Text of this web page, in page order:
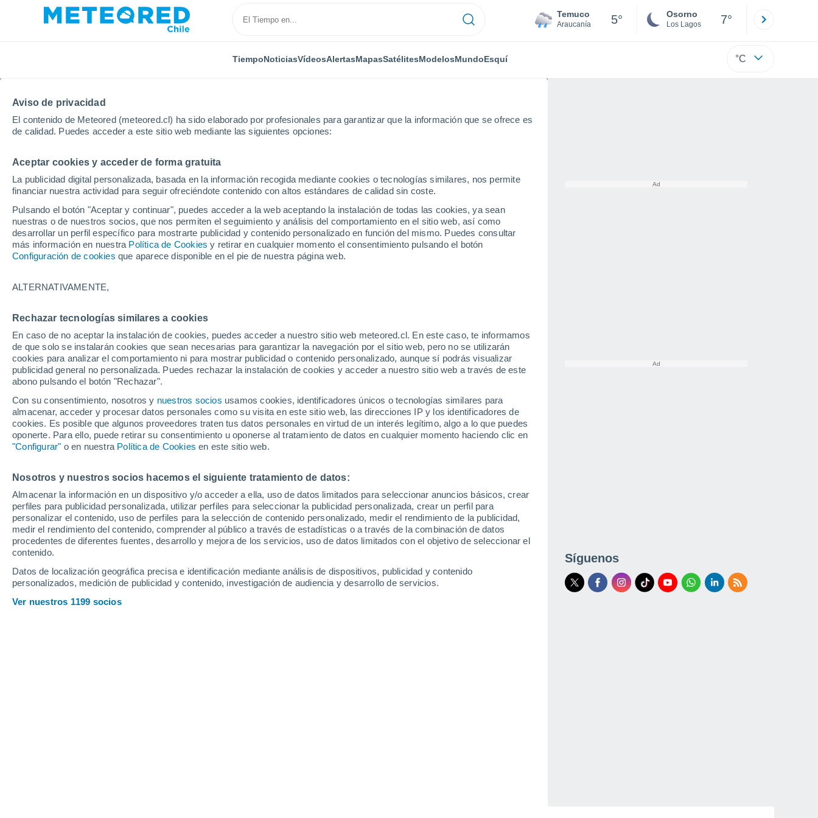
Aviso de privacidad
El contenido de Meteored (meteored.cl) ha sido elaborado por profesionales para garantizar que la información que se ofrece es
de calidad. Puedes acceder a este sitio web mediante las siguientes opciones:
Aceptar cookies y acceder de forma gratuita
La publicidad digital personalizada, basada en la información recogida mediante cookies o tecnologías similares, nos permite
financiar nuestra actividad para seguir ofreciéndote contenido con altos estándares de calidad sin coste.
Pulsando el botón "Aceptar y continuar", puedes acceder a la web aceptando la instalación de todas las cookies, ya sean
nuestras o de nuestros socios, que nos permiten el seguimiento y análisis del comportamiento en el sitio web, así como
desarrollar un perfil específico para mostrarte publicidad y contenido personalizado en función del mismo. Puedes consultar
más información en nuestra Política de Cookies y retirar en cualquier momento el consentimiento pulsando el botón
Configuración de cookies que aparece disponible en el pie de nuestra página web.
ALTERNATIVAMENTE,
Rechazar tecnologías similares a cookies
En caso de no aceptar la instalación de cookies, puedes acceder a nuestro sitio web meteored.cl. En este caso, te informamos
de que solo se instalarán cookies que sean necesarias para garantizar la navegación por el sitio web, pero no se utilizarán
cookies para analizar el comportamiento ni para mostrar publicidad o contenido personalizado, aunque sí podrás visualizar
publicidad general no personalizada. Puedes rechazar la instalación de cookies y acceder a nuestro sitio web a través de este
abono pulsando el botón "Rechazar".
Con su consentimiento, nosotros y nuestros socios usamos cookies, identificadores únicos o tecnologías similares para
almacenar, acceder y procesar datos personales como su visita en este sitio web, las direcciones IP y los identificadores de
cookies. Es posible que algunos proveedores traten tus datos personales en virtud de un interés legítimo, algo a lo que puedes
oponerte. Para ello, puede retirar su consentimiento u oponerse al tratamiento de datos en cualquier momento haciendo clic en
"Configurar" o en nuestra Política de Cookies en este sitio web.
Nosotros y nuestros socios hacemos el siguiente tratamiento de datos:
Almacenar la información en un dispositivo y/o acceder a ella, uso de datos limitados para seleccionar anuncios básicos, crear
perfiles para publicidad personalizada, utilizar perfiles para seleccionar la publicidad personalizada, crear un perfil para
personalizar el contenido, uso de perfiles para la selección de contenido personalizado, medir el rendimiento de la publicidad,
medir el rendimiento del contenido, comprender al público a través de estadísticas o a través de la combinación de datos
procedentes de diferentes fuentes, desarrollo y mejora de los servicios, uso de datos limitados con el objetivo de seleccionar el
contenido.
Datos de localización geográfica precisa e identificación mediante análisis de dispositivos, publicidad y contenido
personalizados, medición de publicidad y contenido, investigación de audiencia y desarrollo de servicios.
Ver nuestros 1199 socios
Temuco
Araucanía 5° Osorno
Los Lagos 7°
TiempoNoticiasVídeosAlertasMapasSatélitesModelosMundoEsquí °C
Inicio Puerto Rico Municipio de Toa Alta
El Tiempo en el Municipio de Toa Alta
Hoy, 5 agosto Todo el día Símbolo
33°
23°
Bucarabones
Síguenos